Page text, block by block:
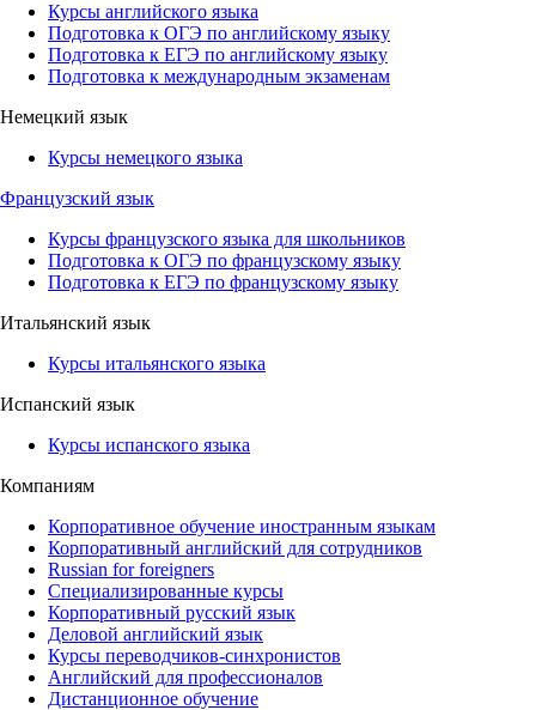
Курсы английского языка
Подготовка к ОГЭ по английскому языку
Подготовка к ЕГЭ по английскому языку
Подготовка к международным экзаменам
Немецкий язык
Курсы немецкого языка
Французский язык
Курсы французского языка для школьников
Подготовка к ОГЭ по французскому языку
Подготовка к ЕГЭ по французскому языку
Итальянский язык
Курсы итальянского языка
Испанский язык
Курсы испанского языка
Компаниям
Корпоративное обучение иностранным языкам
Корпоративный английский для сотрудников
Russian for foreigners
Специализированные курсы
Корпоративный русский язык
Деловой английский язык
Курсы переводчиков-синхронистов
Английский для профессионалов
Дистанционное обучение